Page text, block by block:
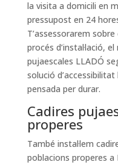
la visita a domicili en
pressupost en 24
T’assessorarem
procés d’instal·lació,
pujaescales LLADÓ
solució
pensada per durar.
Cadires
properes
També instal·lem
poblacions properes a